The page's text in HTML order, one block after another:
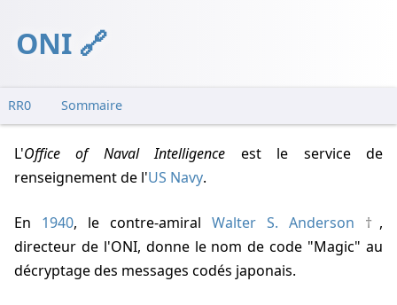
ONI
RR0 Sommaire
L'Office of Naval Intelligence est le service de
renseignement de l'US Navy.
En 1940, le contre-amiral Walter S. Anderson
,
directeur de l'ONI, donne le nom de code "Magic" au
décryptage des messages codés japonais.